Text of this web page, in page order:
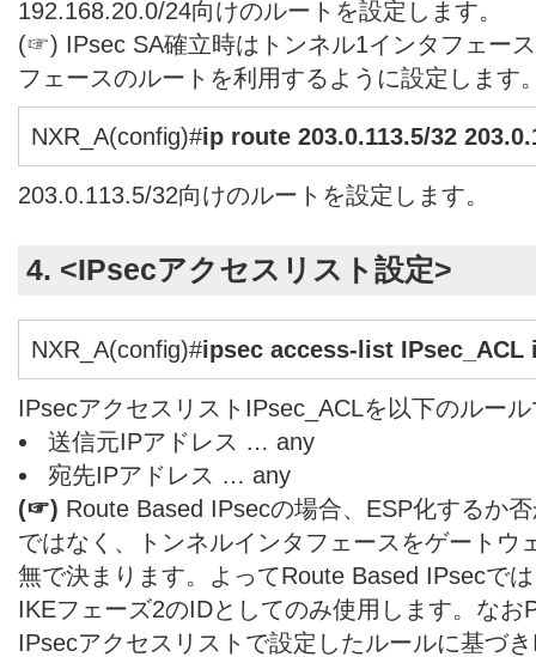
192.168.20.0/24向けのルートを設定します。
(☞) IPsec SA確立時はトンネル1インタフェー
フェースのルートを利用するように設定します
NXR_A(config)#ip route 203.0.113.5/32
203.0.113.5/32向けのルートを設定します。
4. <IPsecアクセスリスト設定>
NXR_A(config)#ipsec access-list IPsec_ACL
IPsecアクセスリストIPsec_ACLを以下のルー
送信元IPアドレス … any
宛先IPアドレス … any
(☞) Route Based IPsecの場合、ESP化するか
ではなく、トンネルインタフェースをゲートウ
無で決まります。よってRoute Based IPsecで
IKEフェーズ2のIDとしてのみ使用します。なお
IPsecアクセスリストで設定したルールに基づ